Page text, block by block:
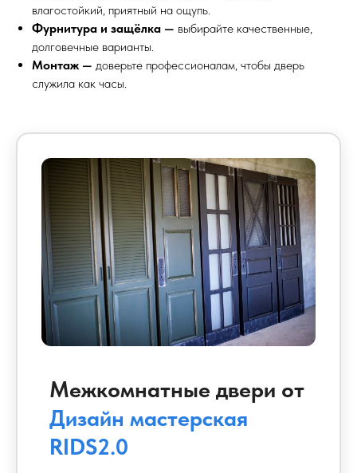
влагостойкий, приятный на ощупь.
Фурнитура и защёлка — выбирайте качественные,
долговечные варианты.
Монтаж — доверьте профессионалам, чтобы дверь
служила как часы.
Межкомнатные двери от
Дизайн мастерская
RIDS2.0